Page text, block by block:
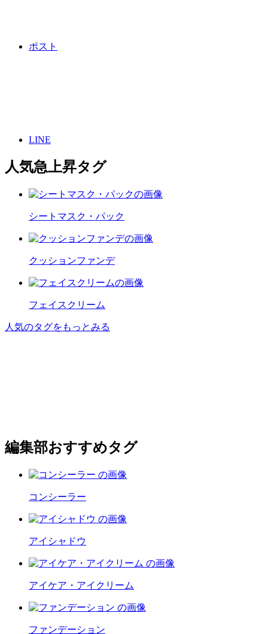
ポスト
LINE
人気急上昇タグ
シートマスク・パック
クッションファンデ
フェイスクリーム
人気のタグをもっとみる
編集部おすすめタグ
コンシーラー
アイシャドウ
アイケア・アイクリーム
ファンデーション